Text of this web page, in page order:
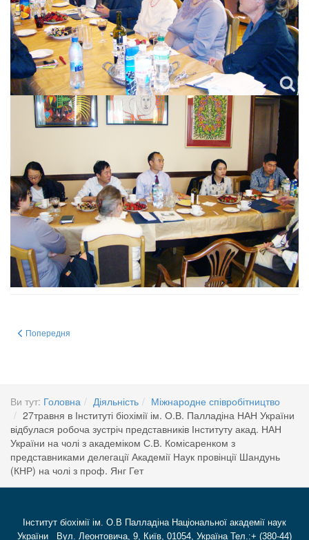
Попередня стаття: 04.11. 2016 р. відбулася зустріч співробітників
Попередня
Ви тут: Головна Діяльність
Міжнародне співробітництво
27травня в Інституті біохімії ім. О.В. Палладіна НАН України
відбулася робоча зустріч представників Інституту акад. НАН
України на чолі з академіком С.В. Комісаренком з
представниками делегації Академії Наук провінції Шандунь
(КНР) на чолі з проф. Янг Гет
Інститут біохімії ім. О.В Палладіна Національної академії наук
України Вул. Леонтовича, 9, Київ, 01054, Україна Тел.:+ (380-44)